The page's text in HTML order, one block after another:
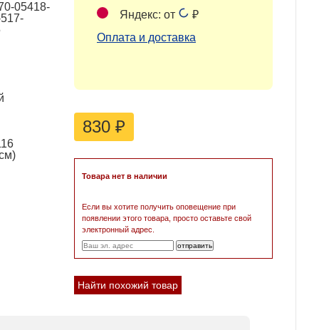
05418-
Яндекс: от
₽
Оплата и доставка
830 ₽
Товара нет в наличии
Если вы хотите получить оповещение при
появлении этого товара, просто оставьте свой
электронный адрес.
Найти похожий товар